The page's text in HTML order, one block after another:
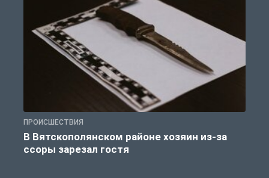
ПРОИСШЕСТВИЯ
В Вятскополянском районе хозяин из-за
ссоры зарезал гостя